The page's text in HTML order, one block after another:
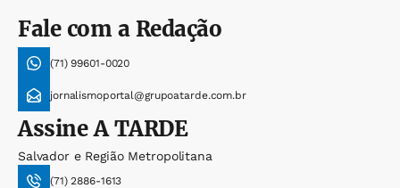
Fale com a Redação
(71) 99601-0020
jornalismoportal@grupoatarde.com.br
AssineA TARDE
Salvador e Região Metropolitana
(71) 2886-1613